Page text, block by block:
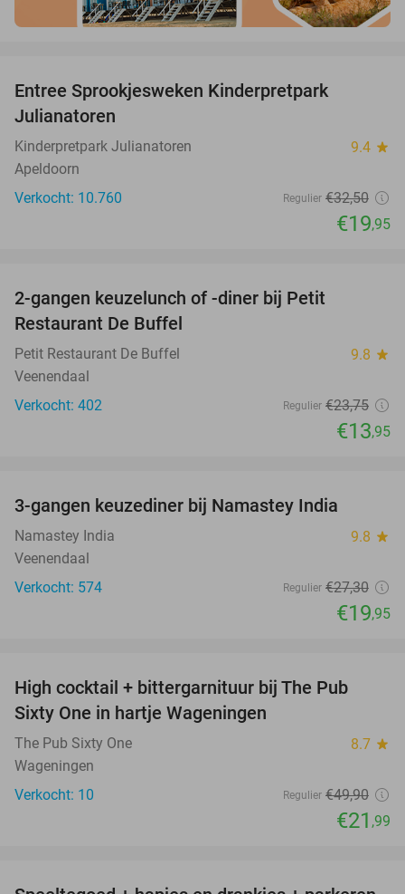
Entree Sprookjesweken Kinderpretpark
Julianatoren
Kinderpretpark Julianatoren 9.4 star
Apeldoorn
Verkocht: 10.760
Regulier €32,50
€19,95
2-gangen keuzelunch of -diner bij Petit
Restaurant De Buffel
Petit Restaurant De Buffel 9.8 star
Veenendaal
Verkocht: 402
Regulier €23,75
€13,95
3-gangen keuzediner bij Namastey India
Namastey India 9.8 star
Veenendaal
Verkocht: 574
Regulier €27,30
€19,95
High cocktail + bittergarnituur bij The Pub
Sixty One in hartje Wageningen
The Pub Sixty One 8.7 star
Wageningen
Verkocht: 10
Regulier €49,90
€21 ,99